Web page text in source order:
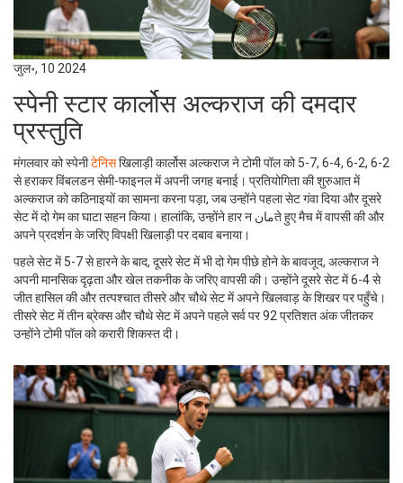
जुल॰, 10 2024
स्पेनी स्टार कार्लोस अल्कराज की दमदार
प्रस्तुति
मंगलवार को स्पेनीटेनिसखिलाड़ी कार्लोस अल्कराज ने टोमी पॉल को 5-7, 6-4, 6-2, 6-2
से हराकर विंबलडन सेमी-फाइनल में अपनी जगह बनाई। प्रतियोगिता की शुरुआत में
अल्कराज को कठिनाइयों का सामना करना पड़ा, जब उन्होंने पहला सेट गंवा दिया और दूसरे
सेट में दो गेम का घाटा सहन किया। हालांकि, उन्होंने हार न مانते हुए मैच में वापसी की और
अपने प्रदर्शन के जरिए विपक्षी खिलाड़ी पर दबाव बनाया।
पहले सेट में 5-7 से हारने के बाद, दूसरे सेट में भी दो गेम पीछे होने के बावजूद, अल्कराज ने
अपनी मानसिक दृढ़ता और खेल तकनीक के जरिए वापसी की। उन्होंने दूसरे सेट में 6-4 से
जीत हासिल की और तत्पश्चात तीसरे और चौथे सेट में अपने खिलवाड़ के शिखर पर पहुँचे।
तीसरे सेट में तीन ब्रेक्स और चौथे सेट में अपने पहले सर्व पर 92 प्रतिशत अंक जीतकर
उन्होंने टोमी पॉल को करारी शिकस्त दी।